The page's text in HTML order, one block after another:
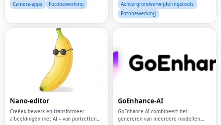
Camera-apps
Fotobewerking
Achtergrondverwijderingstools
Fotobewerking
Nano-editor
Creëer, bewerk en transformeer
afbeeldingen met AI – van portretten
GoEnhance-AI
GoEnhance AI combineert het
genereren van meerdere modellen,